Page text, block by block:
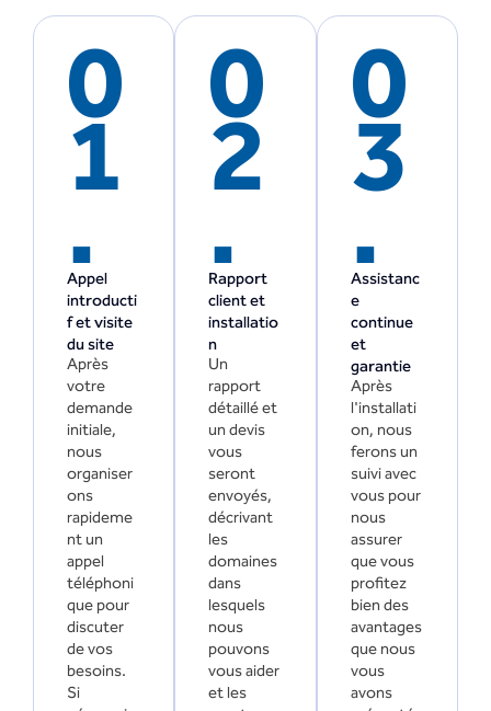
0
1
.
Appel
introducti
f et visite
du site
Après
votre
demande
initiale,
nous
organiser
ons
rapideme
nt un
appel
téléphoni
que pour
discuter
de vos
besoins.
Si
0
2
.
Rapport
client et
installatio
n
Un
rapport
détaillé et
un devis
vous
seront
envoyés,
décrivant
les
domaines
dans
lesquels
nous
pouvons
vous aider
et les
0
3
.
Assistanc
e
continue
et
garantie
Après
l'installati
on, nous
ferons un
suivi avec
vous pour
nous
assurer
que vous
profitez
bien des
avantages
que nous
vous
avons